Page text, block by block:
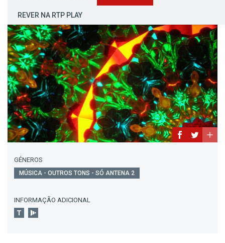
REVER NA RTP PLAY
GÉNEROS
MÚSICA - OUTROS TONS - SÓ ANTENA 2
INFORMAÇÃO ADICIONAL